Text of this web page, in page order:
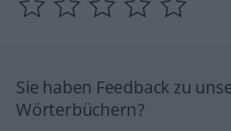
Sie haben Feedback zu
Wörterbüchern?